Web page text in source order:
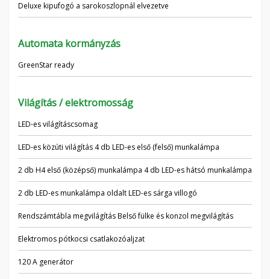
Deluxe kipufogó a sarokoszlopnál elvezetve
Automata kormányzás
GreenStar ready
Világítás / elektromosság
LED-es világításcsomag
LED-es közúti világítás 4 db LED-es első (felső) munkalámpa
2 db H4 első (középső) munkalámpa 4 db LED-es hátsó munkalámpa
2 db LED-es munkalámpa oldalt LED-es sárga villogó
Rendszámtábla megvilágítás Belső fülke és konzol megvilágítás
Elektromos pótkocsi csatlakozóaljzat
120 A generátor